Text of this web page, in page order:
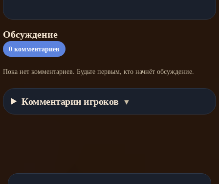
Обсуждение
0комментариев
Пока нет комментариев. Будьте первым, кто начнёт обсуждение.
Комментарии игроков ▼